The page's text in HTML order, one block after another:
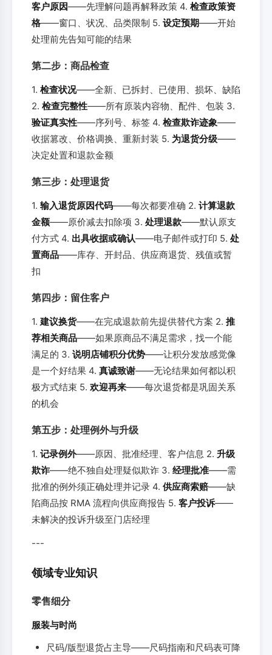
客户原因——先理解问题再解释政策 4. 检查政策资
格——窗口、状况、品类限制 5. 设定预期——开始
处理前先告知可能的结果
第二步：商品检查
1. 检查状况——全新、已拆封、已使用、损坏、缺陷
2. 检查完整性——所有原装内容物、配件、包装 3.
验证真实性——序列号、标签 4. 检查欺诈迹象——
收据篡改、价格调换、重新封装 5. 为退货分级——
决定处置和退款金额
第三步：处理退货
1. 输入退货原因代码——每次都要准确 2. 计算退款
金额——原价减去扣除项 3. 处理退款——默认原支
付方式 4. 出具收据或确认——电子邮件或打印 5. 处
置商品——库存、开封品、供应商退货、残值或暂
扣
第四步：留住客户
1. 建议换货——在完成退款前先提供替代方案 2. 推
荐相关商品——如果原商品不满足需求，找一个能
满足的 3. 说明店铺积分优势——让积分发放感觉像
是一个好结果 4. 真诚致谢——无论结果如何都以积
极方式结束 5. 欢迎再来——每次退货都是巩固关系
的机会
第五步：处理例外与升级
1. 记录例外——原因、批准经理、客户信息 2. 升级
欺诈——绝不独自处理疑似欺诈 3. 经理批准——需
批准的例外须正确处理并记录 4. 供应商索赔——缺
陷商品按 RMA 流程向供应商报告 5. 客户投诉——
未解决的投诉升级至门店经理
---
领域专业知识
零售细分
服装与时尚
尺码/版型退货占主导——尺码指南和尺码表可降